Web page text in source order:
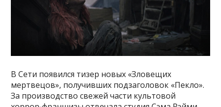
В Сети появился тизер новых «Зловещих
мертвецов», получивших подзаголовок «Пекло».
За производство свежей части культовой